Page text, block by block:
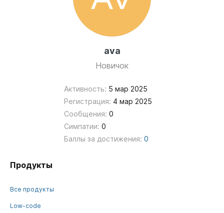
ava
Новичок
Активность: 5 мар 2025
Регистрация: 4 мар 2025
Сообщения: 0
Симпатии: 0
Баллы за достижения: 0
Продукты
Все продукты
Low-code